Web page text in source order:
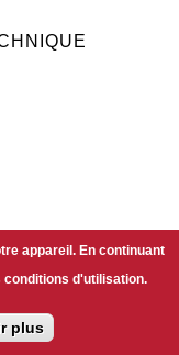
appareil. En continuant
conditions d'utilisation.
plus